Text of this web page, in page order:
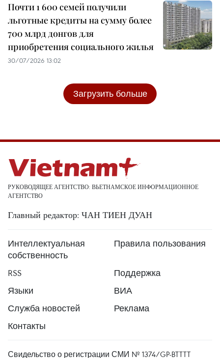
Почти 1 600 семей получили
льготные кредиты на сумму более
700 млрд донгов для
приобретения социального жилья
30/07/2026 13:02
Загрузить больше
РУКОВОДЯЩЕЕ АГЕНТСТВО: ВЬЕТНАМСКОЕ ИНФОРМАЦИОННОЕ
АГЕНТСТВО
Главный редактор: ЧАН ТИЕН ДУАН
Интеллектуальная
собственность
Правила пользования
RSS
Поддержка
Языки
ВИА
Служба новостей
Реклама
Контакты
Свидельство о регистрации СМИ № 1374/GP-BTTTT